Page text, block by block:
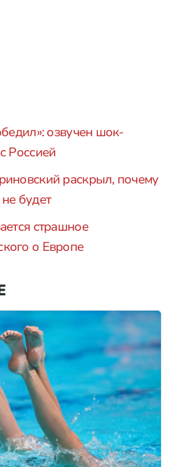
озвучен шок-
Россией
раскрыл, почему
будет
страшное
о Европе